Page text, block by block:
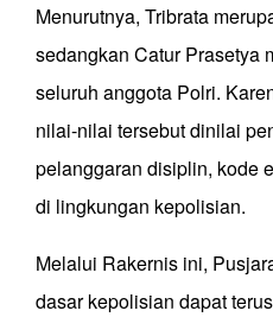
Menurutnya, Tribrata
sedangkan Catur Prasetya
seluruh anggota Polri.
nilai-nilai tersebut dinilai
pelanggaran disiplin, kode
di lingkungan kepolisian.
Melalui Rakernis ini,
dasar kepolisian dapat